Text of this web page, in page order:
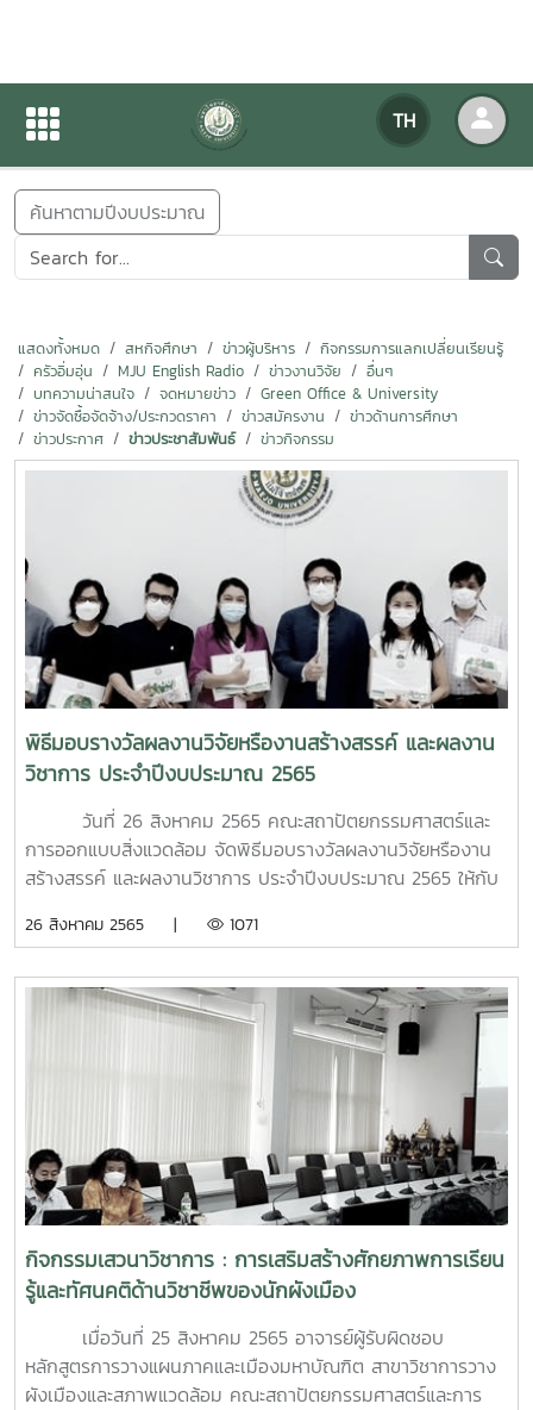
TH
ข่าวสารกิจกรรม
ค้นหาตามปีงบประมาณ
แสดงทั้งหมด สหกิจศึกษา ข่าวผู้บริหาร
กิจกรรมการแลกเปลี่ยนเรียนรู้
ครัวอิ่มอุ่น
MJU English Radio ข่าวงานวิจัย
อื่นๆ
บทความน่าสนใจ
จดหมายข่าว
Green Office & University
ข่าวจัดซื้อจัดจ้าง/ประกวดราคา
ข่าวสมัครงาน
ข่าวด้านการศึกษา
ข่าวประกาศ
ข่าวประชาสัมพันธ์ ข่าวกิจกรรม
พิธีมอบรางวัลผลงานวิจัยหรืองานสร้างสรรค์ และผลงาน
วิชาการ ประจำปีงบประมาณ 2565
วันที่ 26 สิงหาคม 2565 คณะสถาปัตยกรรมศาสตร์และ
การออกแบบสิ่งแวดล้อม จัดพิธีมอบรางวัลผลงานวิจัยหรืองาน
สร้างสรรค์ และผลงานวิชาการ ประจำปีงบประมาณ 2565 ให้กับ
ผลงานวิชาการที่ได้รับการเผยแพร่ที่อยู่ในฐานข้อมูลที่ยอมรับใน
อาคารคณะสถาปัตยกรรมศาสตร์ฯ โดยมีวัตถุประสงค์เพื่อ
สนับสนุนบุคลากรในการผลิตผลงานวิจัยหรืองานสร้างสรรค์ นำ
ไปใช้ประโยชน์ต่อหน่วยงานหรือชุมชนภายนอก ตลอดจนสร้าง
ขวัญกำลังใจ และสร้างแรงบันดาลใจให้แก่บุคลากรมุ่งมั่นที่จะ
ผลิตผลงานวิจัยและงานสร้างสรรค์ที่มีคุณภาพต่อไป ทั้งนี้ได้รับ
เกียรติจาก อาจารย์ ดร.โชคอนันต์ วาณิชย์เลิศธนาสาร คณบดี
คณะสถาปัตยกรรมศาสตร์และการออกแบบสิ่งแวดล้อม เป็น
ประธานในพิธีมอบรางวัลให้กับบุคลากรของคณะ ดังรายนามต่อ
ไปนี้รองศาสตราจารย์ ดร.ณัชวิชญ์ ติกุล สร้างผลงานวิชาการที่
ได้รับการเผยแพร่ในฐานข้อมูล SCOPUS และ TCI กลุ่ม 1 มาก
ที่สุดผู้ช่วยศาสตราจารย์ ดร.นิกร มหาวัน สร้างผลงานวิชาการที่
ได้รับการเผยแพร่ในฐานข้อมูล SCOPUSผู้ช่วยศาสตราจารย์
ดร.ลักษณา สัมมานิธิ สร้างผลงานวิชาการที่ได้รับการเผยแพร่ใน
ฐานข้อมูล TCI กลุ่ม 1ผู้ช่วยศาสตราจารย์ ดร.แทนวุธธา ไทย
สันทัด สร้างผลงานวิชาการที่ได้รับการเผยแพร่ในฐานข้อมูล TCI
26 สิงหาคม 2565 | 1071
กิจกรรมเสวนาวิชาการ : การเสริมสร้างศักยภาพการเรียน
รู้และทัศนคติด้านวิชาชีพของนักผังเมือง
เมื่อวันที่ 25 สิงหาคม 2565 อาจารย์ผู้รับผิดชอบ
หลักสูตรการวางแผนภาคและเมืองมหาบัณฑิต สาขาวิชาการวาง
ผังเมืองและสภาพแวดล้อม คณะสถาปัตยกรรมศาสตร์และการ